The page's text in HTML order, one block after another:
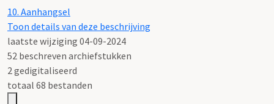
10. Aanhangsel
Toon details van deze beschrijving
laatste wijziging 04-09-2024
52 beschreven archiefstukken
2 gedigitaliseerd
totaal 68 bestanden